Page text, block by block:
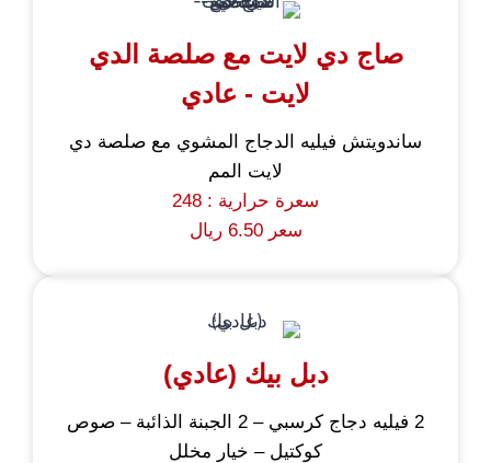
صاج دي لايت مع صلصة الدي
لايت - عادي
ساندويتش فيليه الدجاج المشوي مع صلصة دي
لايت المم
سعرة حرارية : 248
سعر 6.50 ريال
دبل بيك (عادي)
2 فيليه دجاج كرسبي – 2 الجبنة الذائبة – صوص
كوكتيل – خيار مخلل